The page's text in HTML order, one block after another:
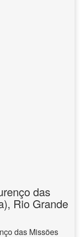
das
Rio Grande
das Missões